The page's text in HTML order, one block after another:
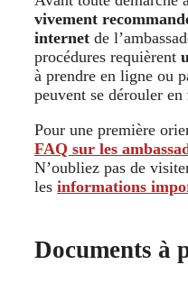
vivement
internet de
procédures requièrent
à prendre en ligne ou
peuvent se dérouler en
Pour une première
FAQ sur les
N’oubliez pas de
les informations
Documents à